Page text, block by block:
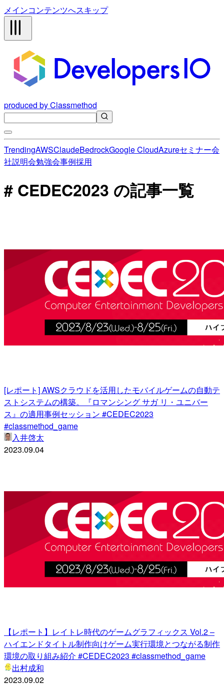
メインコンテンツへスキップ
produced by Classmethod
TrendingAWSClaudeBedrockGoogle CloudAzureセミナー会
社説明会勉強会事例採用
# CEDEC2023 の記事一覧
[レポート] AWSクラウドを活用したモバイルゲームの自動テ
ストシステムの構築。『ロマンシング サガ リ・ユニバー
ス』の適用事例セッション #CEDEC2023
#classmethod_game
入井啓太
2023.09.04
【レポート】レイトレ時代のゲームグラフィックス Vol.2 –
ハイエンドタイトル制作向けゲーム実行環境とつながる制作
環境の取り組み紹介 #CEDEC2023 #classmethod_game
出村成和
2023.09.02